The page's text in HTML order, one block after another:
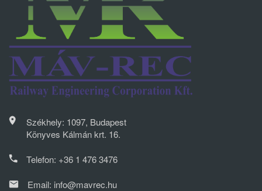
Székhely: 1097, Budapest
Könyves Kálmán krt. 16.
Telefon: +36 1 476 3476
Email: info@mavrec.hu